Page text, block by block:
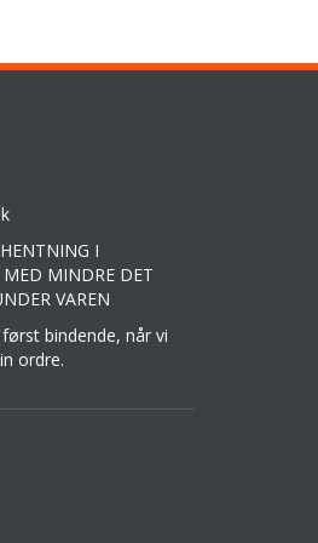
I
MINDRE DET
VAREN
bindende, når vi
ordre.